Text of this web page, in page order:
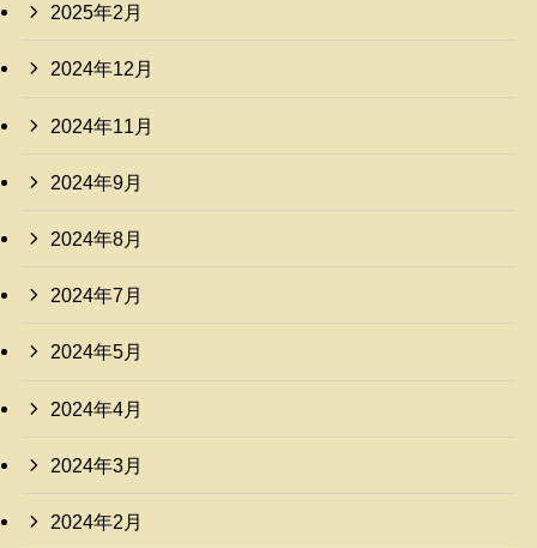
2025年2月
2024年12月
2024年11月
2024年9月
2024年8月
2024年7月
2024年5月
2024年4月
2024年3月
2024年2月